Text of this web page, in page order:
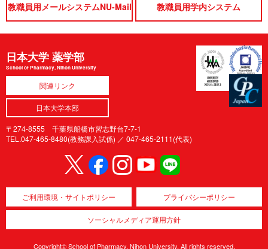
教職員用メールシステムNU-Mail 教職員用学内システム
日本大学 薬学部
School of Pharmacy, Nihon University
関連リンク
日本大学本部
〒274-8555 千葉県船橋市習志野台7-7-1
TEL.047-465-8480(教務課入試係) ／ 047-465-2111(代表)
ご利用環境・サイトポリシー プライバシーポリシー
ソーシャルメディア運用方針
Copyright© School of Pharmacy, Nihon University. All rights reserved.